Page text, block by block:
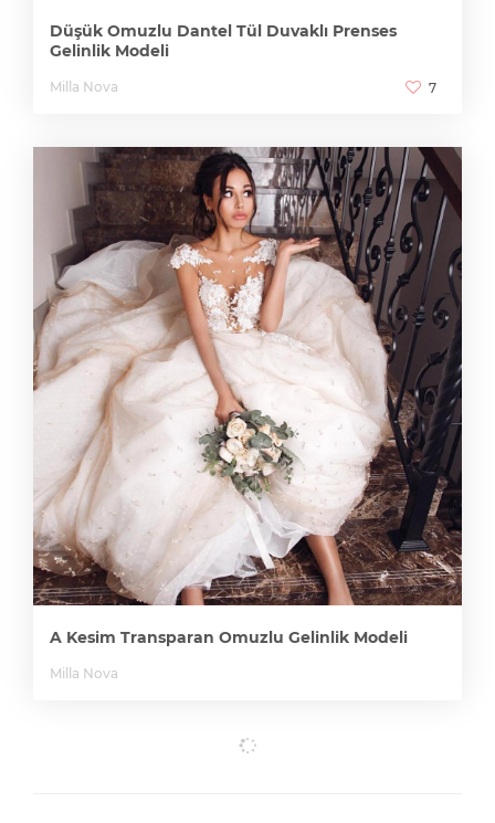
Düşük Omuzlu Dantel Tül Duvaklı Prenses
Gelinlik Modeli
Milla Nova 7
A Kesim Transparan Omuzlu Gelinlik Modeli
Milla Nova